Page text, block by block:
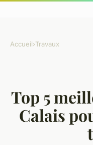
Accueil›Travaux
Top 5
Calais